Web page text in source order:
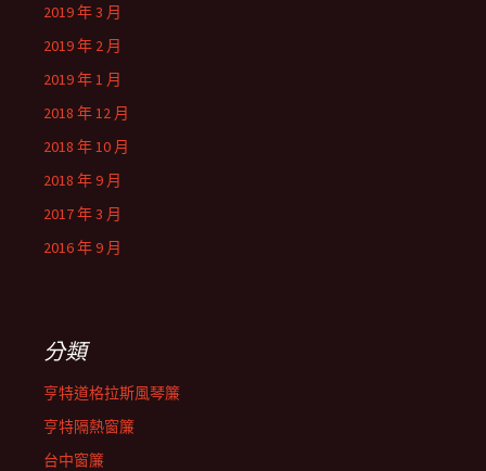
2019 年 3 月
2019 年 2 月
2019 年 1 月
2018 年 12 月
2018 年 10 月
2018 年 9 月
2017 年 3 月
2016 年 9 月
分類
亨特道格拉斯風琴簾
亨特隔熱窗簾
台中窗簾